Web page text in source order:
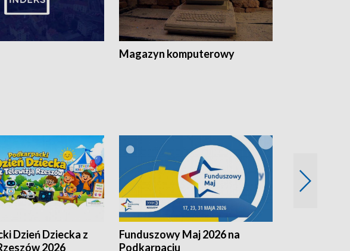
Magazyn komputerowy
Dzień Dziecka z
2026
Funduszowy Maj 2026 na
Podkarpaciu